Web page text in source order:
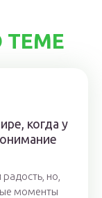
ТЕМЕ
когда у
но,
моменты